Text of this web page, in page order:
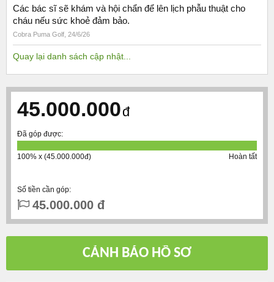
Các bác sĩ sẽ khám và hội chẩn để lên lịch phẫu thuật cho
cháu nếu sức khoẻ đảm bảo.
Cobra Puma Golf 24/6/26
Quay lại danh sách cập nhật...
45.000.000đ
Đã góp được:
100% x (45.000.000đ) Hoàn tất
Số tiền cần góp:
45.000.000 đ